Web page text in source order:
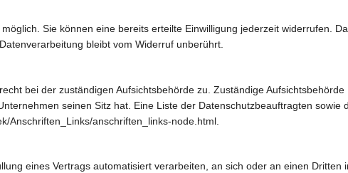
Sie können eine bereits erteilte Einwilligung jederzeit widerrufen.
bleibt vom Widerruf unberührt.
bei der zuständigen Aufsichtsbehörde zu. Zuständige
seinen Sitz hat. Eine Liste der Datenschutzbeauftragten sowie
Anschriften_Links/anschriften_links-node.html.
eines Vertrags automatisiert verarbeiten, an sich oder an einen Dritten